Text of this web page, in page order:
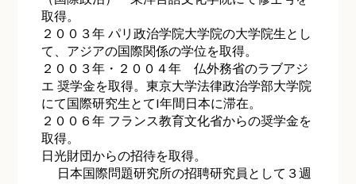
取得。
２００３年 パリ政治学院大学院の大学院生とし
て、アジアの国際関係の学位を取得。
２００３年・２００４年 仏外務省のラブアジ
エ 奨学金を取得。東京大学法律政治学部大学院
にて国際研究生とて1年間日本に滞在。
２００６年 フランス教育文化省からの奨学金を
取得。
日光財団からの招待を取得。
日本国際問題研究所の招聘研究員として３週